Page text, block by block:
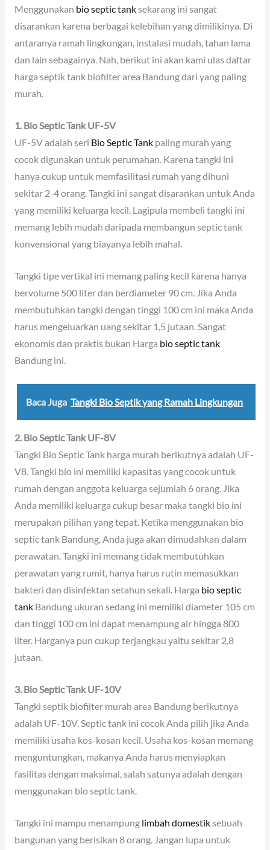
Menggunakan bio septic tanksekarang ini sangat
disarankan karena berbagai kelebihan yang dimilikinya. Di
antaranya ramah lingkungan, instalasi mudah, tahan lama
dan lain sebagainya. Nah, berikut ini akan kami ulas daftar
harga septik tank biofilter area Bandung dari yang paling
murah.
1. Bio Septic Tank UF-5V
UF-5V adalah seri Bio Septic Tankpaling murah yang
cocok digunakan untuk perumahan. Karena tangki ini
hanya cukup untuk memfasilitasi rumah yang dihuni
sekitar 2-4 orang. Tangki ini sangat disarankan untuk Anda
yang memiliki keluarga kecil. Lagipula membeli tangki ini
memang lebih mudah daripada membangun septic tank
konvensional yang biayanya lebih mahal.
Tangki tipe vertikal ini memang paling kecil karena hanya
bervolume 500 liter dan berdiameter 90 cm. Jika Anda
membutuhkan tangki dengan tinggi 100 cm ini maka Anda
harus mengeluarkan uang sekitar 1,5 jutaan. Sangat
ekonomis dan praktis bukan Harga bio septic tank
Bandung ini.
Baca Juga Tangki Bio Septik yang Ramah Lingkungan
2. Bio Septic Tank UF-8V
Tangki Bio Septic Tank harga murah berikutnya adalah UF-
V8. Tangki bio ini memiliki kapasitas yang cocok untuk
rumah dengan anggota keluarga sejumlah 6 orang. Jika
Anda memiliki keluarga cukup besar maka tangki bio ini
merupakan pilihan yang tepat. Ketika menggunakan bio
septic tank Bandung, Anda juga akan dimudahkan dalam
perawatan. Tangki ini memang tidak membutuhkan
perawatan yang rumit, hanya harus rutin memasukkan
bakteri dan disinfektan setahun sekali. Harga bio septic
tankBandung ukuran sedang ini memiliki diameter 105 cm
dan tinggi 100 cm ini dapat menampung air hingga 800
liter. Harganya pun cukup terjangkau yaitu sekitar 2,8
jutaan.
3. Bio Septic Tank UF-10V
Tangki septik biofilter murah area Bandung berikutnya
adalah UF-10V. Septic tank ini cocok Anda pilih jika Anda
memiliki usaha kos-kosan kecil. Usaha kos-kosan memang
menguntungkan, makanya Anda harus menyiapkan
fasilitas dengan maksimal, salah satunya adalah dengan
menggunakan bio septic tank.
Tangki ini mampu menampung limbah domestiksebuah
bangunan yang berisikan 8 orang. Jangan lupa untuk